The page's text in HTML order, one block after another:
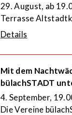
29. August, ab
Terrasse
Details
Mit dem
bülachSTADT
4. September,
Die Vereine